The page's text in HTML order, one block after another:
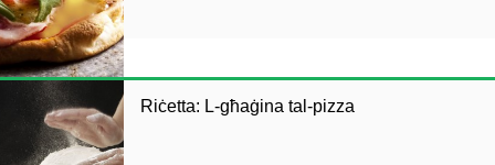
Riċetta: L-għaġina tal-pizza